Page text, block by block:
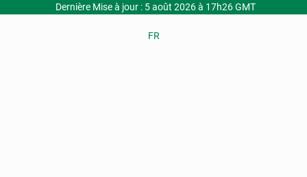
Dernière Mise à jour : 5 août 2026 à 17h26 GMT
FR